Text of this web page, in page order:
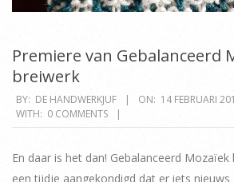
Premiere van Gebalanceerd
breiwerk
2019-
02-
BY: DE HANDWERKJUF ON: 14 FEBRUARI
WITH: 0 COMMENTS
En daar is het dan! Gebalanceerd
een tijdje aangekondigd dat er iets